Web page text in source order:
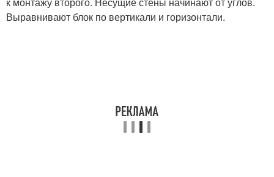
Выравнивают блок по вертикали и горизонтали.